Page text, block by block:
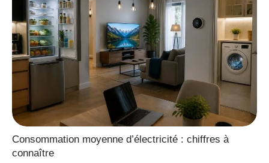
Consommation moyenne d’électricité : chiffres à
connaître